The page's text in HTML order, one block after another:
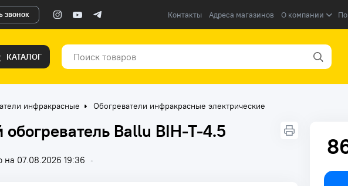
звонок Контакты Адреса магазинов О компании
КАТАЛОГ
инфракрасные Обогреватели инфракрасные электрические
Ballu BIH-T-4.5
на 07.08.2026 19:36 •
86 990